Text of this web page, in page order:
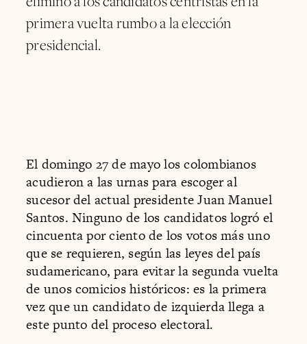
primera vuelta rumbo a la elección
presidencial.
El domingo 27 de mayo los colombianos
acudieron a las urnas para escoger al
sucesor del actual presidente Juan Manuel
Santos. Ninguno de los candidatos logró el
cincuenta por ciento de los votos más uno
que se requieren, según las leyes del país
sudamericano, para evitar la segunda vuelta
de unos comicios históricos: es la primera
vez que un candidato de izquierda llega a
este punto del proceso electoral.